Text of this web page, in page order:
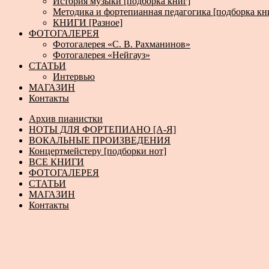
Методика и фортепианная педагогика [подборка
КНИГИ [Разное]
ФОТОГАЛЕРЕЯ
Фотогалерея «С. В. Рахманинов»
Фотогалерея «Нейгауз»
СТАТЬИ
Интервью
МАГАЗИН
Контакты
Архив пианистки
НОТЫ ДЛЯ ФОРТЕПИАНО [А-Я]
ВОКАЛЬНЫЕ ПРОИЗВЕДЕНИЯ
Концертмейстеру [подборки нот]
ВСЕ КНИГИ
ФОТОГАЛЕРЕЯ
СТАТЬИ
МАГАЗИН
Контакты